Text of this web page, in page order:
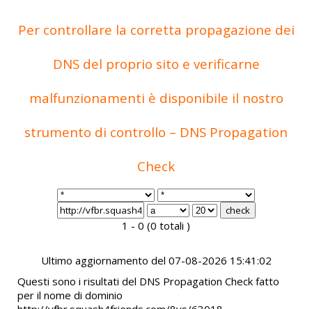
Per controllare la corretta propagazione dei
DNS del proprio sito e verificarne
malfunzionamenti è disponibile il nostro
strumento di controllo – DNS Propagation
Check
1 - 0 (0 totali )
Ultimo aggiornamento del 07-08-2026 15:41:02
Questi sono i risultati del DNS Propagation Check fatto
per il nome di dominio